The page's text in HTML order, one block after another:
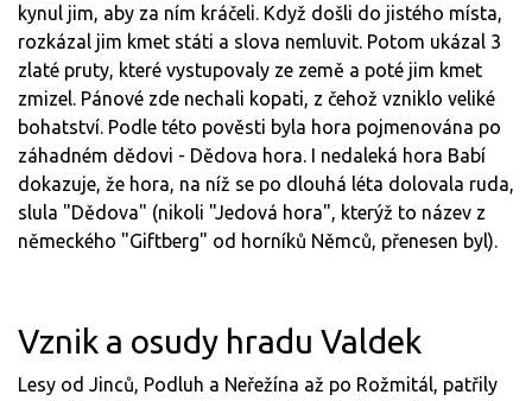
kynul jim, aby za ním kráčeli. Když došli do jistého místa,
rozkázal jim kmet státi a slova nemluvit. Potom ukázal 3
zlaté pruty, které vystupovaly ze země a poté jim kmet
zmizel. Pánové zde nechali kopati, z čehož vzniklo veliké
bohatství. Podle této pověsti byla hora pojmenována po
záhadném dědovi - Dědova hora. I nedaleká hora Babí
dokazuje, že hora, na níž se po dlouhá léta dolovala ruda,
slula "Dědova" (nikoli "Jedová hora", kterýž to název z
německého "Giftberg" od horníků Němců, přenesen byl).
Vznik a osudy hradu Valdek
Lesy od Jinců, Podluh a Neřežína až po Rožmitál, patřily